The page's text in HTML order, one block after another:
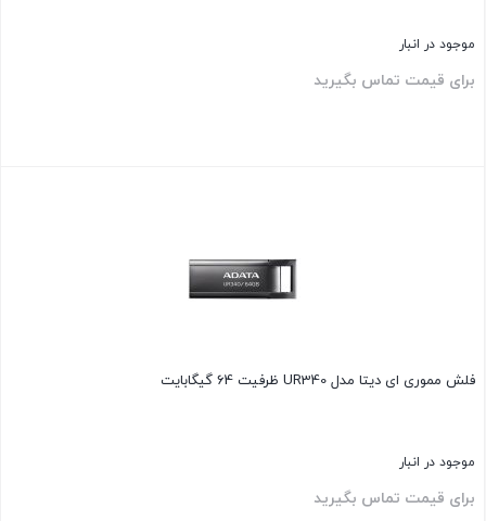
موجود در انبار
برای قیمت تماس بگیرید
فلش مموری ای دیتا مدل UR340 ظرفیت 64 گیگابایت
موجود در انبار
برای قیمت تماس بگیرید